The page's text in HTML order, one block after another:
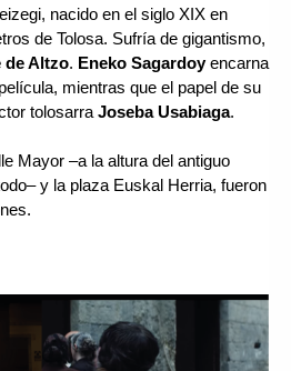
nacido en el siglo XIX en
de Tolosa. Sufría de gigantismo,
de Altzo. Eneko Sagardoy encarna
mientras que el papel de su
tolosarra Joseba Usabiaga.
Mayor –a la altura del antiguo
y la plaza Euskal Herria, fueron